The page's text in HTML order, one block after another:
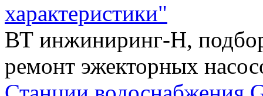
характеристики"
ВТ инжиниринг-Н,
ремонт эжекторных